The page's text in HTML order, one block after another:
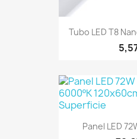
Tubo LED T8
Panel LED